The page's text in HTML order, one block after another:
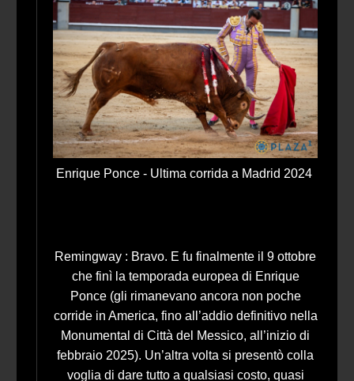
Enrique Ponce - Ultima corrida a Madrid 2024
Remingway : Bravo. E fu finalmente il 9 ottobre
che finì la temporada europea di Enrique
Ponce (gli rimanevano ancora non poche
corride in America, fino all’addio definitivo nella
Monumental di Città del Messico, all’inizio di
febbraio 2025). Un’altra volta si presentò colla
voglia di dare tutto a qualsiasi costo, quasi